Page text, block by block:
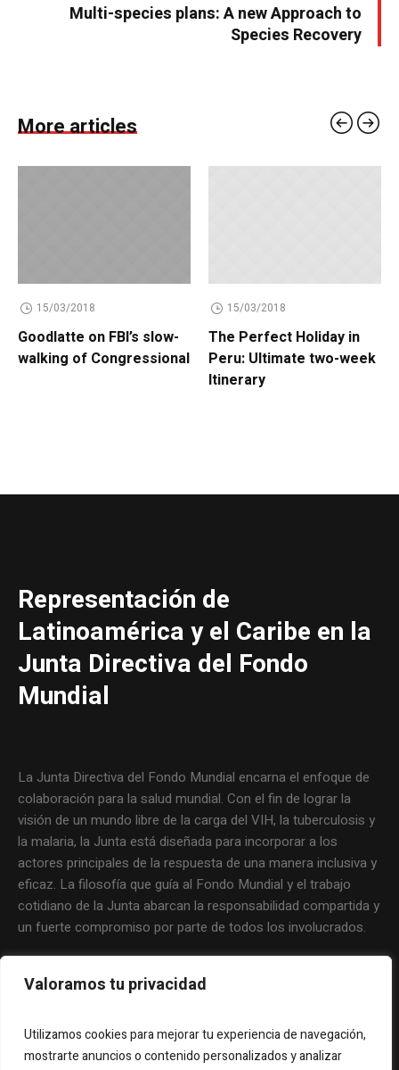
Valoramos tu privacidad
Utilizamos cookies para mejorar tu experiencia de navegación,
mostrarte anuncios o contenido personalizados y analizar
Multi-species plans: A new Approach to
Species Recovery
More articles
15/03/2018
Goodlatte on FBI’s slow-
walking of Congressional
15/03/2018
The Perfect Holiday in
Peru: Ultimate two-week
Itinerary
Representación de
Latinoamérica y el Caribe en la
Junta Directiva del Fondo
Mundial
La Junta Directiva del Fondo Mundial encarna el enfoque de
colaboración para la salud mundial. Con el fin de lograr la
visión de un mundo libre de la carga del VIH, la tuberculosis y
la malaria, la Junta está diseñada para incorporar a los
actores principales de la respuesta de una manera inclusiva y
eficaz. La filosofía que guía al Fondo Mundial y el trabajo
cotidiano de la Junta abarcan la responsabilidad compartida y
un fuerte compromiso por parte de todos los involucrados.